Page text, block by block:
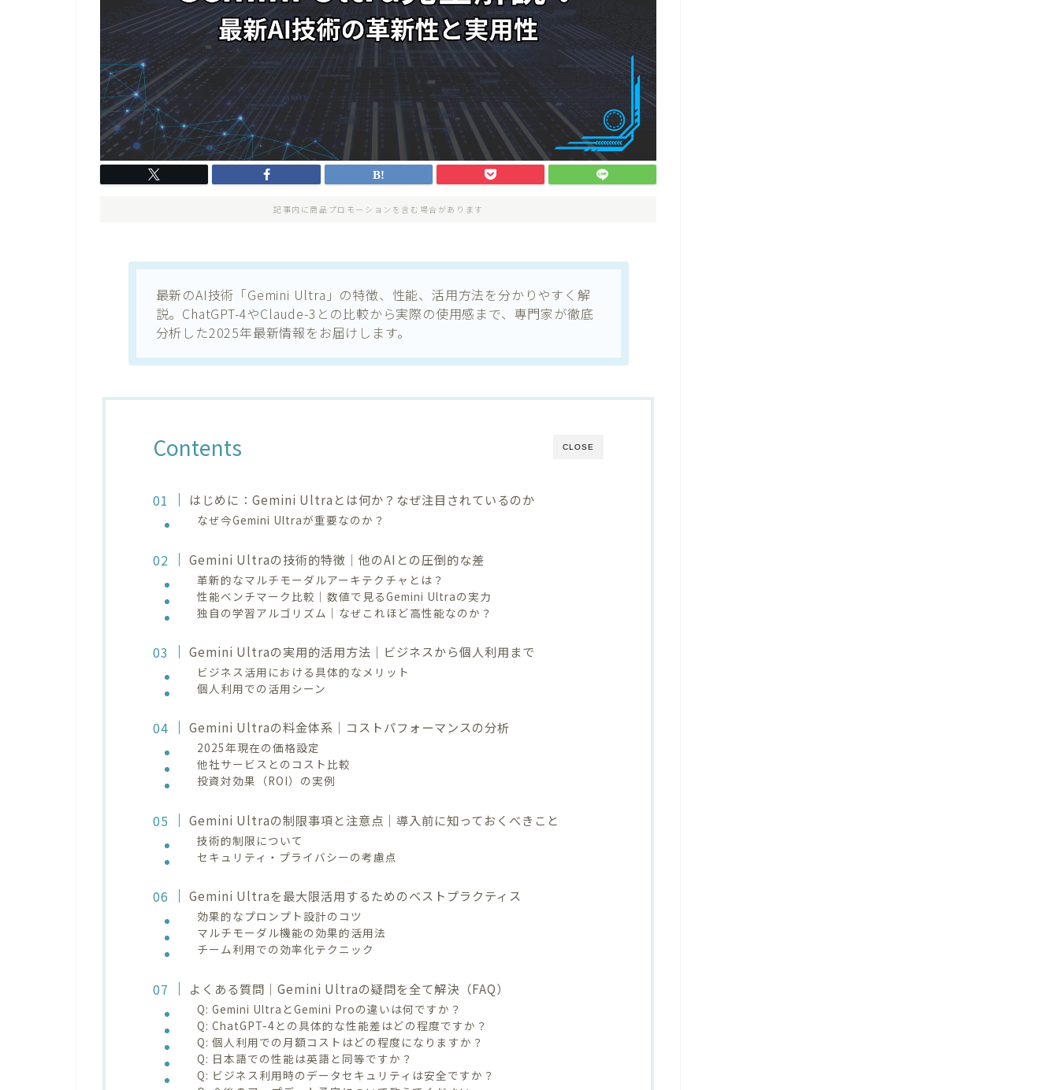
記事内に商品プロモーションを含む場合があります
最新のAI技術「Gemini Ultra」の特徴、性能、活用方法を分かりやすく解
説。ChatGPT-4やClaude-3との比較から実際の使用感まで、専門家が徹底
分析した2025年最新情報をお届けします。
CLOSE
Contents
はじめに：Gemini Ultraとは何か？なぜ注目されているのか
なぜ今Gemini Ultraが重要なのか？
Gemini Ultraの技術的特徴｜他のAIとの圧倒的な差
革新的なマルチモーダルアーキテクチャとは？
性能ベンチマーク比較｜数値で見るGemini Ultraの実力
独自の学習アルゴリズム｜なぜこれほど高性能なのか？
Gemini Ultraの実用的活用方法｜ビジネスから個人利用まで
ビジネス活用における具体的なメリット
個人利用での活用シーン
Gemini Ultraの料金体系｜コストパフォーマンスの分析
2025年現在の価格設定
他社サービスとのコスト比較
投資対効果（ROI）の実例
Gemini Ultraの制限事項と注意点｜導入前に知っておくべきこと
技術的制限について
セキュリティ・プライバシーの考慮点
Gemini Ultraを最大限活用するためのベストプラクティス
効果的なプロンプト設計のコツ
マルチモーダル機能の効果的活用法
チーム利用での効率化テクニック
よくある質問｜Gemini Ultraの疑問を全て解決（FAQ）
Q: Gemini UltraとGemini Proの違いは何ですか？
Q: ChatGPT-4との具体的な性能差はどの程度ですか？
Q: 個人利用での月額コストはどの程度になりますか？
Q: 日本語での性能は英語と同等ですか？
Q: ビジネス利用時のデータセキュリティは安全ですか？